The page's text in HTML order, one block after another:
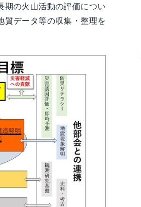
期の火山活動の評価につい
質データ等の収集・整理を